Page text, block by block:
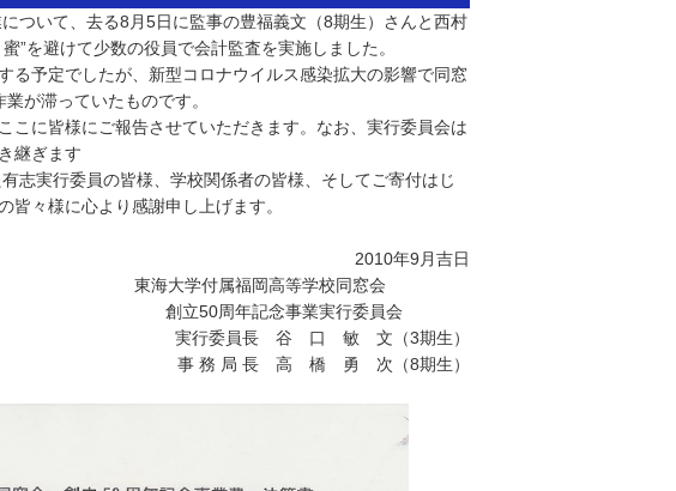
ついて、去る8月5日に監事の豊福義文（8期生）さんと西村
”を避けて少数の役員で会計監査を実施しました。
予定でしたが、新型コロナウイルス感染拡大の影響で同窓
が滞っていたものです。
こに皆様にご報告させていただきます。なお、実行委員会は
継ぎます
志実行委員の皆様、学校関係者の皆様、そしてご寄付はじ
々様に心より感謝申し上げます。
2010年9月吉日
東海大学付属福岡高等学校同窓会
創立50周年記念事業実行委員会
実行委員長 谷 口 敏 文（3期生）
事 務 局 長 高 橋 勇 次（8期生）